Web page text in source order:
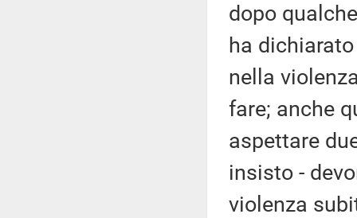
dopo
ha
nella
fare; anche
aspettare
insisto -
violenza